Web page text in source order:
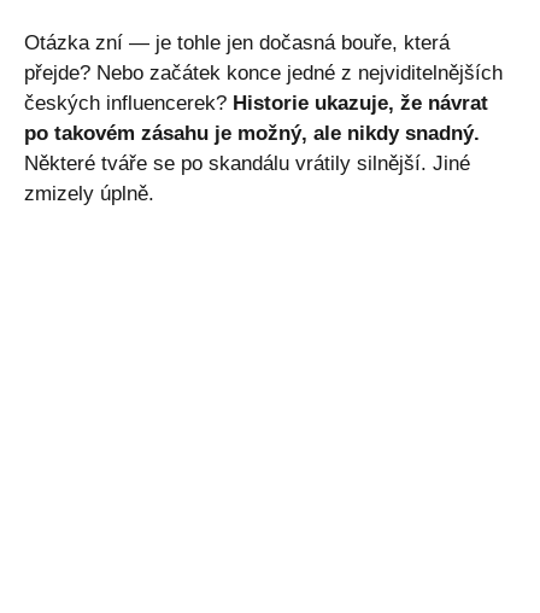
Otázka zní — je tohle jen dočasná bouře, která
přejde? Nebo začátek konce jedné z nejviditelnějších
českých influencerek? Historie ukazuje, že návrat
po takovém zásahu je možný, ale nikdy snadný.
Některé tváře se po skandálu vrátily silnější. Jiné
zmizely úplně.